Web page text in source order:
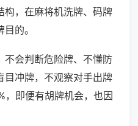
构，在麻将机洗牌、码牌
的。
不会判断危险牌、不懂防
目冲牌，不观察对手出牌
，即便有胡牌机会，也因